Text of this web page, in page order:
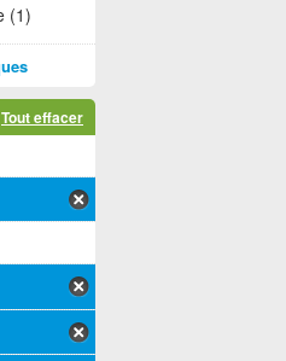
(1)
Tout effacer